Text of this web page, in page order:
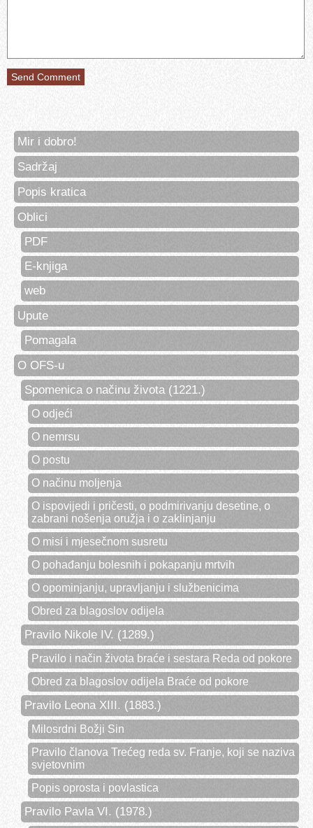
Mir i dobro!
Sadržaj
Popis kratica
Oblici
PDF
E-knjiga
web
Upute
Pomagala
O OFS-u
Spomenica o načinu života (1221.)
O odjeći
O nemrsu
O postu
O načinu moljenja
O ispovijedi i pričesti, o podmirivanju desetine, o
zabrani nošenja oružja i o zaklinjanju
O misi i mjesečnom susretu
O pohađanju bolesnih i pokapanju mrtvih
O opominjanju, upravljanju i službenicima
Obred za blagoslov odijela
Pravilo Nikole IV. (1289.)
Pravilo i način života braće i sestara Reda od pokore
Obred za blagoslov odijela Braće od pokore
Pravilo Leona XIII. (1883.)
Milosrdni Božji Sin
Pravilo članova Trećeg reda sv. Franje, koji se naziva
svjetovnim
Popis oprosta i povlastica
Pravilo Pavla VI. (1978.)